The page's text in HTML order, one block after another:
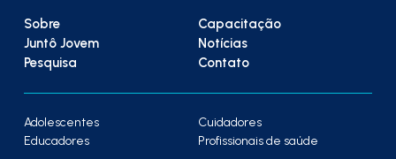
Sobre
Capacitação
Juntô Jovem
Notícias
Pesquisa
Contato
Adolescentes
Cuidadores
Educadores
Profissionais de saúde